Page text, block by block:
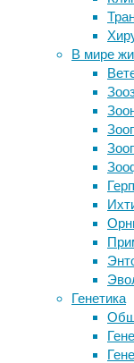
В мире
Генетика
потому,
ацетата
за
Раньше
С
В